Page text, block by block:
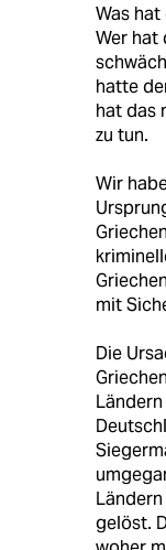
Was
Wer hat
hatte
hat das
zu tun.
Wir
mit
Die
gelöst.